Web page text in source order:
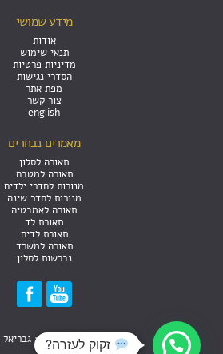
מידע שמושי
אודות
תנאי שימוש
מדיניות פרטיות
הסדרי נגישות
מפת אתר
צור קשר
english
מאמרים נבחרים
תאורה לסלון
תאורה למטבח
מנורות לחדרי ילדים
מנורות לחדר שינה
תאורה לאמבטיה
תאורת לד
תאורת לדים
תאורה למשרד
נברשות לסלון
עיצוב האתר: גבריאל
זקוק לעזרה?